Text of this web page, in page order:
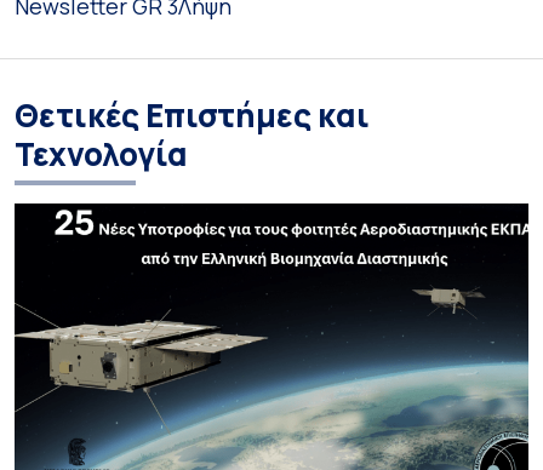
Newsletter GR 3Λήψη
Θετικές Επιστήμες και
Τεχνολογία